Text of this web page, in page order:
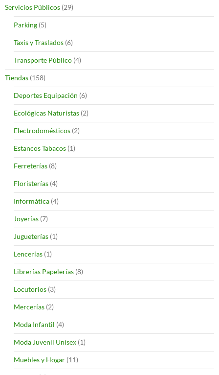
Servicios Públicos (29)
Parking (5)
Taxis y Traslados (6)
Transporte Público (4)
Tiendas (158)
Deportes Equipación (6)
Ecológicas Naturistas (2)
Electrodomésticos (2)
Estancos Tabacos (1)
Ferreterías (8)
Floristerías (4)
Informática (4)
Joyerías (7)
Jugueterías (1)
Lencerías (1)
Librerías Papelerías (8)
Locutorios (3)
Mercerías (2)
Moda Infantil (4)
Moda Juvenil Unisex (1)
Muebles y Hogar (11)